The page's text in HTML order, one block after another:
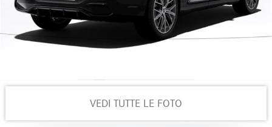
Scopri le offerte e trova la Mercedes-Benz che
fa per te.
VEDI TUTTE LE FOTO